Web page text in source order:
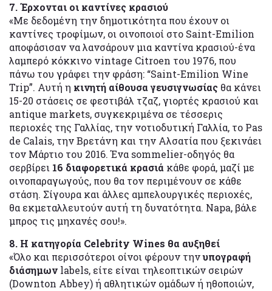
7. Έρχονται οι καντίνες κρασιού
«Mε δεδομένη την δημοτικότητα που έχουν οι
καντίνες τροφίμων, οι οινοποιοί στο Saint-Emilion
αποφάσισαν να λανσάρουν μια καντίνα κρασιού-ένα
λαμπερό κόκκινο vintage Citroen του 1976, που
πάνω του γράφει την φράση: “Saint-Emilion Wine
Trip”. Αυτή η κινητή αίθουσα γευσιγνωσίας θα κάνει
15-20 στάσεις σε φεστιβάλ τζαζ, γιορτές κρασιού και
antique markets, συγκεκριμένα σε τέσσερις
περιοχές της Γαλλίας, την νοτιοδυτική Γαλλία, το Pas
de Calais, την Βρετάνη και την Αλσατία που ξεκινάει
τον Μάρτιο του 2016. Ένα sommelier-οδηγός θα
σερβίρει 16 διαφορετικά κρασιά κάθε φορά, μαζί με
οινοπαραγωγούς, που θα τον περιμένουν σε κάθε
στάση. Σίγουρα και άλλες αμπελουργικές περιοχές,
θα εκμεταλλευτούν αυτή τη δυνατότητα. Νapa, βάλε
μπρος τις μηχανές σου!».
8. Η κατηγορία Celebrity Wines θα αυξηθεί
«Όλο και περισσότεροι οίνοι φέρουν τηνυπογραφή
διάσημων labels, είτε είναι τηλεοπτικών σειρών
(Downton Abbey) ή αθλητικών ομάδων ή ηθοποιών,